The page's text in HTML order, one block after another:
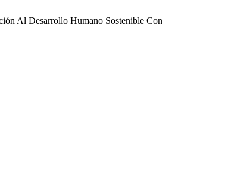
Al Desarrollo Humano Sostenible Con